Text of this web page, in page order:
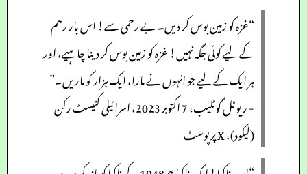
“غزہ کو زمین بوس کر دیں۔ بے رحمی سے! اس بار رحم
کے لیے کوئی جگہ نہیں! غزہ کو زمین بوس کر دینا چاہیے، اور
ہر ایک کے لیے جو انہوں نے مارا، ایک ہزار کو ماریں۔”
- ریوٹل گوٹلیب، 7 اکتوبر 2023، اسرائیلی کنیسٹ رکن
(لیکود)، X پر پوسٹ